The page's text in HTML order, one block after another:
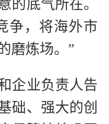
的底气所在。
争，将海外市
磨炼场。”
企业负责人告
础、强大的创